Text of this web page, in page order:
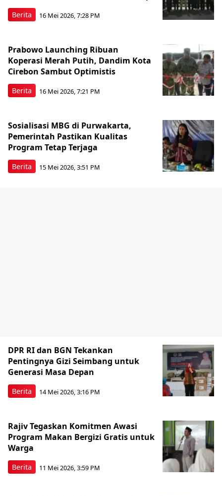
Berita 16 Mei 2026, 7:28 PM
Berita
Prabowo Launching Ribuan
Koperasi Merah Putih, Dandim Kota
Cirebon Sambut Optimistis
16 Mei 2026, 7:21 PM
Berita
Sosialisasi MBG di Purwakarta,
Pemerintah Pastikan Kualitas
Program Tetap Terjaga
15 Mei 2026, 3:51 PM
Berita
DPR RI dan BGN Tekankan
Pentingnya Gizi Seimbang untuk
Generasi Masa Depan
14 Mei 2026, 3:16 PM
Berita
Rajiv Tegaskan Komitmen Awasi
Program Makan Bergizi Gratis untuk
Warga
11 Mei 2026, 3:59 PM